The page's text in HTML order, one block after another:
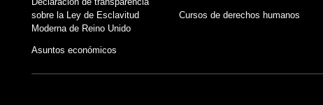
sobre la Ley de Esclavitud
Moderna de Reino Unido
Asuntos económicos
Cursos de derechos humanos